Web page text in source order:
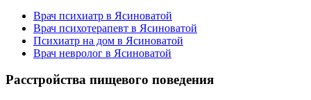
Врач психиатр в Ясиноватой
Врач психотерапевт в Ясиноватой
Психиатр на дом в Ясиноватой
Врач невролог в Ясиноватой
Расстройства пищевого поведения